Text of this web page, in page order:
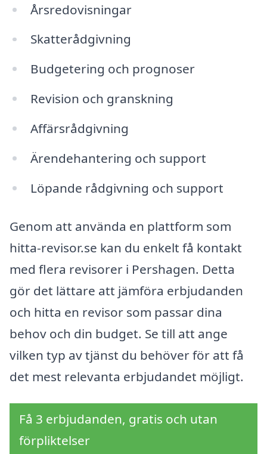
Årsredovisningar
Skatterådgivning
Budgetering och prognoser
Revision och granskning
Affärsrådgivning
Ärendehantering och support
Löpande rådgivning och support
Genom att använda en plattform som
hitta-revisor.se kan du enkelt få kontakt
med flera revisorer i Pershagen. Detta
gör det lättare att jämföra erbjudanden
och hitta en revisor som passar dina
behov och din budget. Se till att ange
vilken typ av tjänst du behöver för att få
det mest relevanta erbjudandet möjligt.
Få 3 erbjudanden, gratis och utan
förpliktelser